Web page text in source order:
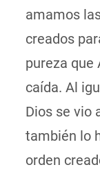
amamos
creados
pureza que
caída. Al
Dios se vio
también lo
orden